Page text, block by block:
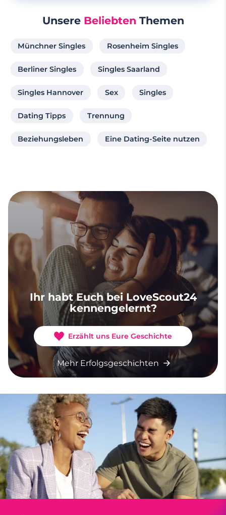
Unsere Beliebten Themen
Münchner Singles Rosenheim Singles
Berliner Singles Singles Saarland
Singles Hannover Sex Singles
Dating Tipps Trennung
Beziehungsleben Eine Dating-Seite nutzen
Ihr habt Euch bei LoveScout24
kennengelernt?
Erzählt uns Eure Geschichte
Mehr Erfolgsgeschichten